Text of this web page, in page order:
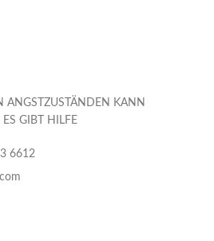
ANGSTZUSTÄNDEN KANN
GIBT HILFE
6612